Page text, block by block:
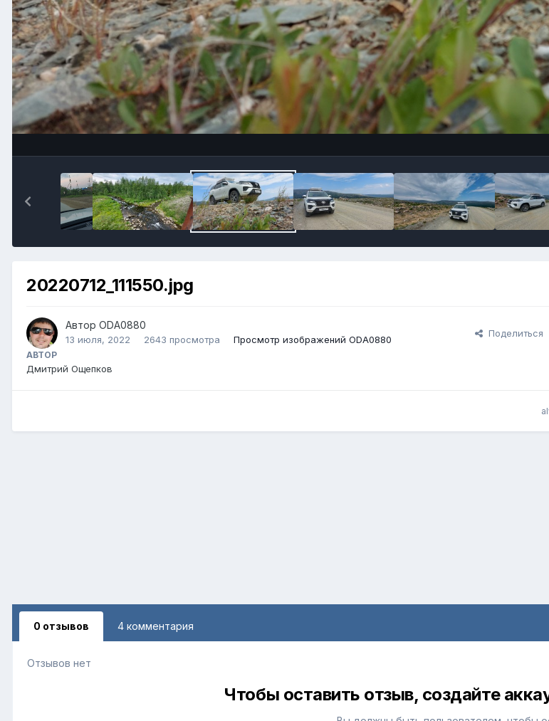
20220712_111550.jpg
Автор ODA0880
13 июля, 2022 2643 просмотра Просмотр изображений ODA0880
Поделиться
АВТОР
Дмитрий Ощепков
0 отзывов 4 комментария
Отзывов нет
Чтобы оставить отзыв, создайте